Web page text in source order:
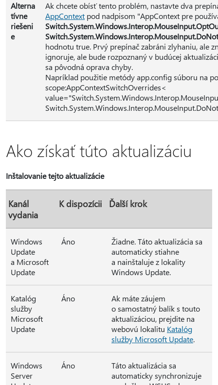
Alterna
tívne
riešeni
e
Ak chcete obísť tento problém, nastavte dva
AppContext pod nadpisom "AppContext pre
hodnotu true. Prvý prepínač zabráni zlyhaniu, ale
ignoruje, ale bude rozpoznaný v budúcej
sa pôvodná oprava chyby.
Napríklad použitie metódy app.config súboru na
scope:AppContextSwitchOverrides<
Ako získať túto aktualizáciu
Inštalovanie tejto aktualizácie
Kanál
vydania
K dispozícii Ďalší krok
Windows
Update
a Microsoft
Update
Áno
Žiadne. Táto aktualizácia sa
automaticky stiahne
a nainštaluje z lokality
Windows Update.
Katalóg
služby
Microsoft
Update
Áno
Ak máte záujem
o samostatný balík s touto
aktualizáciou, prejdite na
webovú lokalitu Katalóg
služby Microsoft Update.
Windows
Server
Áno
Táto aktualizácia sa
automaticky synchronizuje